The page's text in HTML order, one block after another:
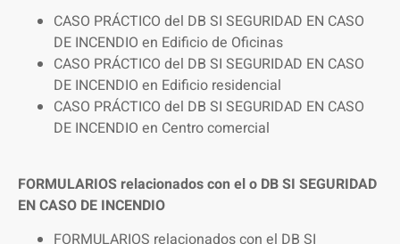
CASO PRÁCTICO del DB SI SEGURIDAD EN CASO
DE INCENDIO en Edificio de Oficinas
CASO PRÁCTICO del DB SI SEGURIDAD EN CASO
DE INCENDIO en Edificio residencial
CASO PRÁCTICO del DB SI SEGURIDAD EN CASO
DE INCENDIO en Centro comercial
FORMULARIOS relacionados con el o DB SI SEGURIDAD
EN CASO DE INCENDIO
FORMULARIOS relacionados con el DB SI